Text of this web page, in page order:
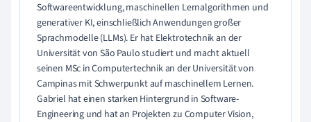
Softwareentwicklung, maschinellen Lernalgorithmen und
generativer KI, einschließlich Anwendungen großer
Sprachmodelle (LLMs). Er hat Elektrotechnik an der
Universität von São Paulo studiert und macht aktuell
seinen MSc in Computertechnik an der Universität von
Campinas mit Schwerpunkt auf maschinellem Lernen.
Gabriel hat einen starken Hintergrund in Software-
Engineering und hat an Projekten zu Computer Vision,